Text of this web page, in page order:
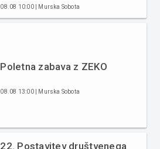
08.08 10:00 | Murska Sobota
Poletna zabava z ZEKO
08.08 13:00 | Murska Sobota
22. Postavitev društvenega